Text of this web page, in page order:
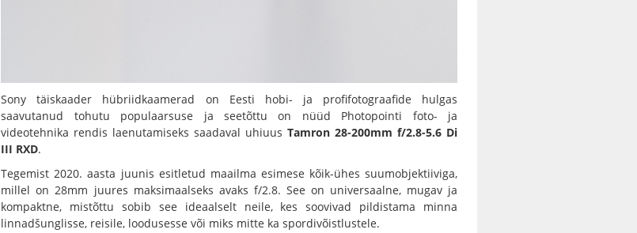
Sony täiskaader hübriidkaamerad on Eesti hobi- ja profifotograafide hulgas
saavutanud tohutu populaarsuse ja seetõttu on nüüd Photopointi foto- ja
videotehnika rendis laenutamiseks saadaval uhiuusTamron 28-200mm f/2.8-5.6 Di
III RXD.
Tegemist 2020. aasta juunis esitletud maailma esimese kõik-ühes suumobjektiiviga,
millel on 28mm juures maksimaalseks avaks f/2.8. See on universaalne, mugav ja
kompaktne, mistõttu sobib see ideaalselt neile, kes soovivad pildistama minna
linnadšunglisse, reisile, loodusesse või miks mitte ka spordivõistlustele.